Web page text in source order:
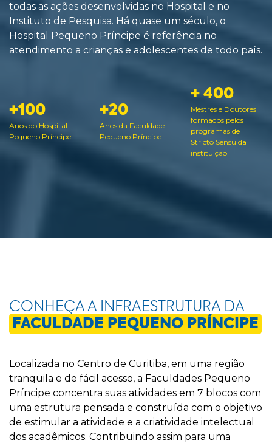
todas as ações desenvolvidas no Hospital e no
Instituto de Pesquisa. Há quase um século, o
Hospital Pequeno Príncipe é referência no
atendimento a crianças e adolescentes de todo país.
+100
Anos do Hospital
Pequeno Príncipe
+20
Anos da Faculdade
Pequeno Príncipe
+ 400
Mestres e Doutores
formados pelos
programas de
Stricto Sensu da
instituição
CONHEÇA A INFRAESTRUTURA DA
FACULDADE PEQUENO PRÍNCIPE
Localizada no Centro de Curitiba, em uma região
tranquila e de fácil acesso, a Faculdades Pequeno
Príncipe concentra suas atividades em 7 blocos com
uma estrutura pensada e construída com o objetivo
de estimular a atividade e a criatividade intelectual
dos acadêmicos. Contribuindo assim para uma